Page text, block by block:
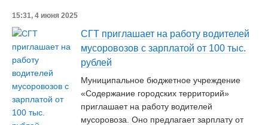
15:31, 4 июня 2025
СГТ приглашает на работу водителей
мусоровозов с зарплатой от 100 тыс.
рублей
Муниципальное бюджетное учреждение
«Содержание городских территорий»
приглашает на работу водителей
мусоровоза. Оно предлагает зарплату от